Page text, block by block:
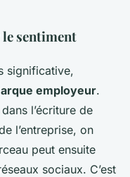
sentiment
significative,
employeur.
l’écriture de
l’entreprise, on
peut ensuite
sociaux. C’est